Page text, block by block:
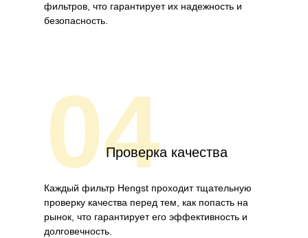
фильтров, что гарантирует их надежность и
безопасность.
04Проверка качества
Каждый фильтр Hengst проходит тщательную
проверку качества перед тем, как попасть на
рынок, что гарантирует его эффективность и
долговечность.